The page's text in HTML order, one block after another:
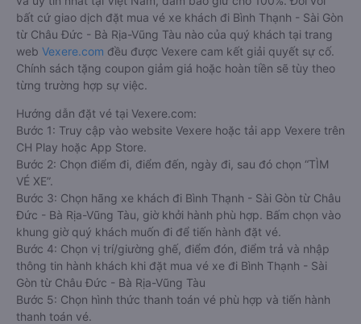
bất cứ giao dịch đặt mua vé xe khách đi Bình Thạnh - Sài Gòn
từ Châu Đức - Bà Rịa-Vũng Tàu nào của quý khách tại trang
web Vexere.com đều được Vexere cam kết giải quyết sự cố.
Chính sách tặng coupon giảm giá hoặc hoàn tiền sẽ tùy theo
từng trường hợp sự việc.
Hướng dẫn đặt vé tại Vexere.com:
Bước 1: Truy cập vào website Vexere hoặc tải app Vexere trên
CH Play hoặc App Store.
Bước 2: Chọn điểm đi, điểm đến, ngày đi, sau đó chọn “TÌM
VÉ XE”.
Bước 3: Chọn hãng xe khách đi Bình Thạnh - Sài Gòn từ Châu
Đức - Bà Rịa-Vũng Tàu, giờ khởi hành phù hợp. Bấm chọn vào
khung giờ quý khách muốn đi để tiến hành đặt vé.
Bước 4: Chọn vị trí/giường ghế, điểm đón, điểm trả và nhập
thông tin hành khách khi đặt mua vé xe đi Bình Thạnh - Sài
Gòn từ Châu Đức - Bà Rịa-Vũng Tàu
Bước 5: Chọn hình thức thanh toán vé phù hợp và tiến hành
thanh toán vé.